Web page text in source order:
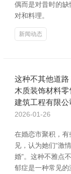
偶而是对昔时的
对和料理。
新闻动态
这种不其他道
木质装饰材料
建筑工程有限
2026-01-26
在婚恋市聚积，有
见，认为她们“激
婚”。这种不雅点
郁症是一种常见